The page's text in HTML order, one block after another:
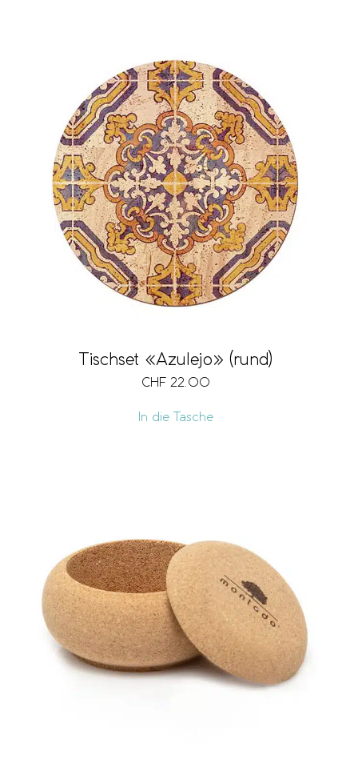
Tischset «Azulejo» (rund)
CHF 22.00
In die Tasche